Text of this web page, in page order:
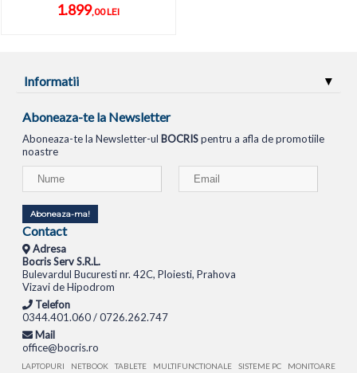
1.899,00 LEI
Informatii
Aboneaza-te la Newsletter
Aboneaza-te la Newsletter-ul BOCRISpentru a afla de promotiile
noastre
Aboneaza-ma!
Contact
Adresa
Bocris Serv S.R.L.
Bulevardul Bucuresti nr. 42C, Ploiesti, Prahova
Vizavi de Hipodrom
Telefon
0344.401.060 / 0726.262.747
Mail
office@bocris.ro
LAPTOPURI NETBOOK TABLETE MULTIFUNCTIONALE SISTEME PC MONITOARE